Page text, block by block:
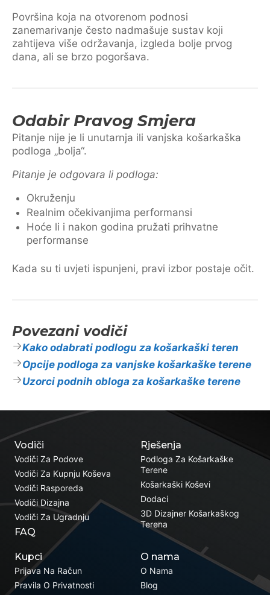
Površina koja na otvorenom podnosi
zanemarivanje često nadmašuje sustav koji
zahtijeva više održavanja, izgleda bolje prvog
dana, ali se brzo pogoršava.
Odabir Pravog Smjera
Pitanje nije je li unutarnja ili vanjska košarkaška
podloga „bolja“.
Pitanje je odgovara li podloga:
Okruženju
Realnim očekivanjima performansi
Hoće li i nakon godina pružati prihvatne
performanse
Kada su ti uvjeti ispunjeni, pravi izbor postaje očit.
Povezani vodiči
Kako odabrati podlogu za košarkaški teren
Opcije podloga za vanjske košarkaške terene
Uzorci podnih obloga za košarkaške terene
Rješenja
Podloga Za Košarkaške
Terene
Košarkaški Koševi
Dodaci
3D Dizajner Košarkaškog
Terena
Vodiči
Vodiči Za Podove
Vodiči Za Kupnju Koševa
Vodiči Rasporeda
Vodiči Dizajna
Vodiči Za Ugradnju
FAQ
Kupci
Prijava Na Račun
Pravila O Privatnosti
O nama
O Nama
Blog